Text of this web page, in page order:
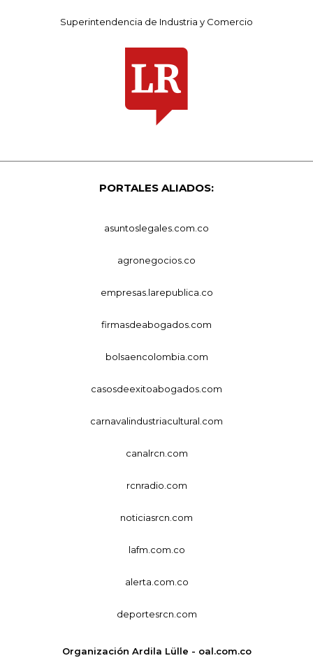
Superintendencia de Industria y Comercio
PORTALES ALIADOS:
asuntoslegales.com.co
agronegocios.co
empresas.larepublica.co
firmasdeabogados.com
bolsaencolombia.com
casosdeexitoabogados.com
carnavalindustriacultural.com
canalrcn.com
rcnradio.com
noticiasrcn.com
lafm.com.co
alerta.com.co
deportesrcn.com
Organización Ardila Lülle - oal.com.co